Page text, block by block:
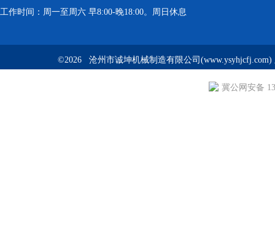
工作时间：周一至周六 早8:00-晚18:00。周日休息
©2026 沧州市诚坤机械制造有限公司
冀公网安备